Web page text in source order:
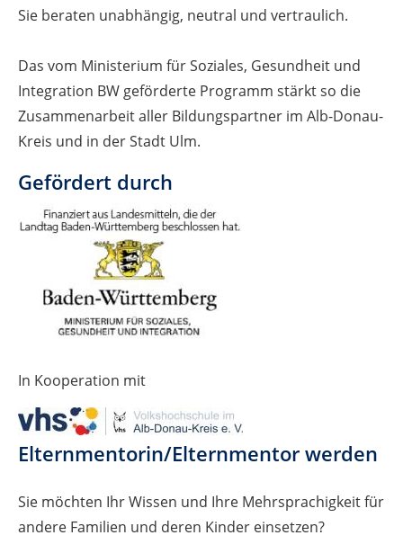
Sie beraten unabhängig, neutral und vertraulich.
Das vom Ministerium für Soziales, Gesundheit und
Integration BW geförderte Programm stärkt so die
Zusammenarbeit aller Bildungspartner im Alb-Donau-
Kreis und in der Stadt Ulm.
Gefördert durch
In Kooperation mit
Elternmentorin/Elternmentor werden
Sie möchten Ihr Wissen und Ihre Mehrsprachigkeit für
andere Familien und deren Kinder einsetzen?